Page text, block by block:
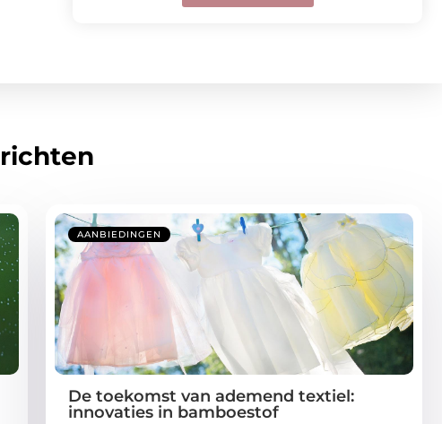
AANBIEDINGEN
De toekomst van ademend textiel:
innovaties in bamboestof